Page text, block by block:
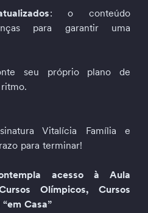
: o conteúdo
para garantir uma
seu próprio plano de
ritmo.
Vitalícia Família e
para terminar!
acesso à Aula
Olímpicos, Cursos
Casa”